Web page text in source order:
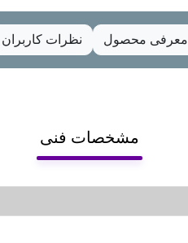
معرفی محصول نظرات کاربران
مشخصات فنی